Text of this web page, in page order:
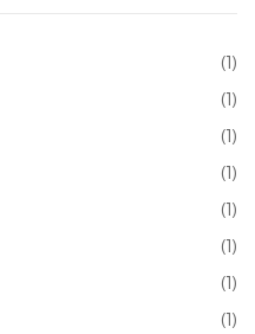
(1)
(1)
(1)
(1)
(1)
(1)
(1)
(1)